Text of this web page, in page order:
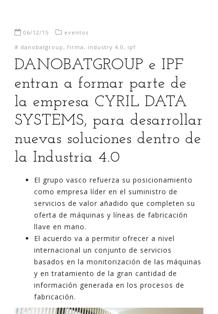
06/12/15
eventos
# danobatgroup , firma , industry 4.0 , ipf
DANOBATGROUP e IPF
entran a formar parte de
la empresa CYRIL DATA
SYSTEMS, para desarrollar
nuevas soluciones dentro de
la Industria 4.0
El grupo vasco refuerza su posicionamiento
como empresa líder en el suministro de
servicios de valor añadido que completen su
oferta de máquinas y líneas de fabricación
llave en mano.
El acuerdo va a permitir ofrecer a nivel
internacional un conjunto de servicios
basados en la monitorización de las máquinas
y en tratamiento de la gran cantidad de
información generada en los procesos de
fabricación.